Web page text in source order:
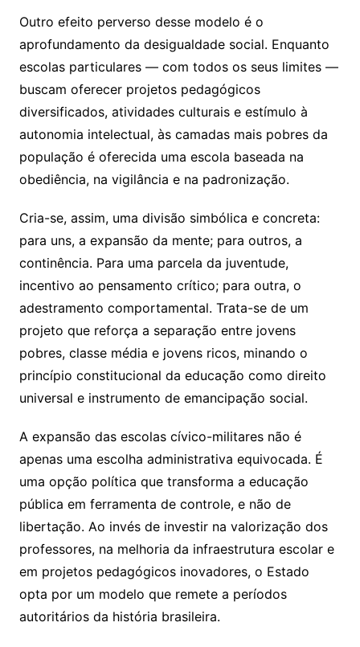
Outro efeito perverso desse modelo é o
aprofundamento da desigualdade social. Enquanto
escolas particulares — com todos os seus limites —
buscam oferecer projetos pedagógicos
diversificados, atividades culturais e estímulo à
autonomia intelectual, às camadas mais pobres da
população é oferecida uma escola baseada na
obediência, na vigilância e na padronização.
Cria-se, assim, uma divisão simbólica e concreta:
para uns, a expansão da mente; para outros, a
continência. Para uma parcela da juventude,
incentivo ao pensamento crítico; para outra, o
adestramento comportamental. Trata-se de um
projeto que reforça a separação entre jovens
pobres, classe média e jovens ricos, minando o
princípio constitucional da educação como direito
universal e instrumento de emancipação social.
A expansão das escolas cívico-militares não é
apenas uma escolha administrativa equivocada. É
uma opção política que transforma a educação
pública em ferramenta de controle, e não de
libertação. Ao invés de investir na valorização dos
professores, na melhoria da infraestrutura escolar e
em projetos pedagógicos inovadores, o Estado
opta por um modelo que remete a períodos
autoritários da história brasileira.